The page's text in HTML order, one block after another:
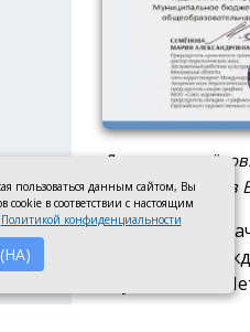
Диплом
Новочеркасска в
Ребята 4-го
призёрами
«Кубок Санкт-
пользоваться данным сайтом, Вы
cookie в соответствии с настоящим
Политикой конфиденциальности